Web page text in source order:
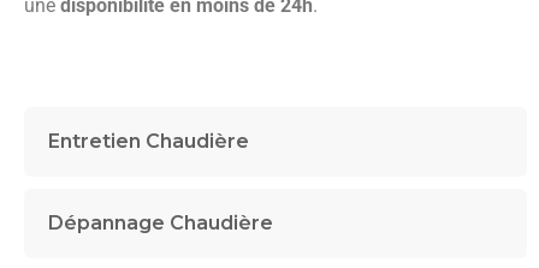
Entretien Chaudière
Dépannage Chaudière
une disponibilité en moins de 24h.